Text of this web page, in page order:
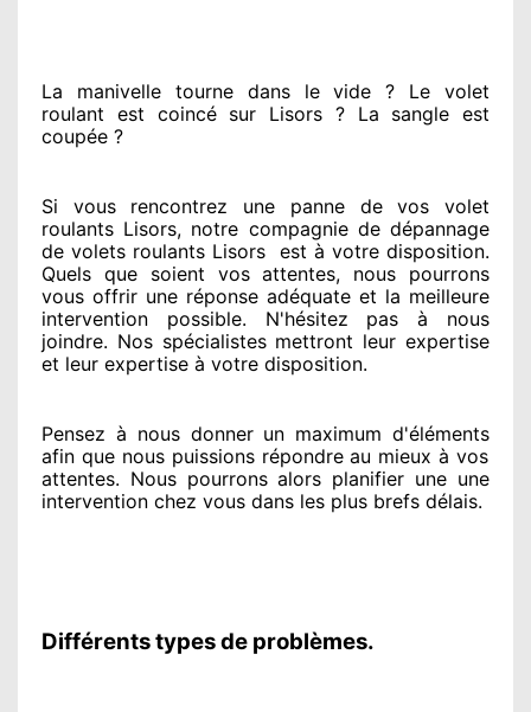
La manivelle tourne dans le vide ? Le volet
roulant est coincésur Lisors ? La sangle est
coupée ?
Si vous rencontrez une panne de vos volet
roulants Lisors, notre compagniede dépannage
de volets roulants Lisors est à votre disposition.
Quels que soient vos attentes, nous pourrons
vous offrir une réponse adéquate et la meilleure
intervention possible. N'hésitez pas à nous
joindre. Nos spécialistesmettront leur expertise
et leur expertise à votre disposition.
Pensez à nous donnerun maximum d'éléments
afin que nous puissions répondre au mieux à vos
attentes. Nous pourrons alors planifier une une
intervention chez vous dans les plus brefs délais.
Différents types de problèmes.